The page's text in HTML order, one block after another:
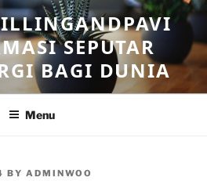
SEPUTAR
BAGI DUNIA
Menu
BY ADMINWOO